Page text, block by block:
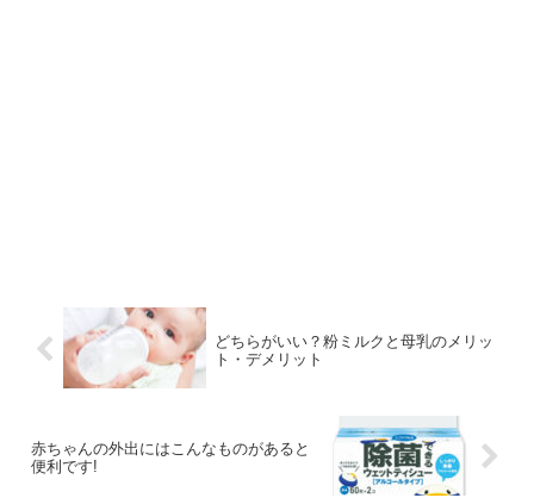
どちらがいい？粉ミルクと母乳のメリッ
ト・デメリット
赤ちゃんの外出にはこんなものがあると
便利です!